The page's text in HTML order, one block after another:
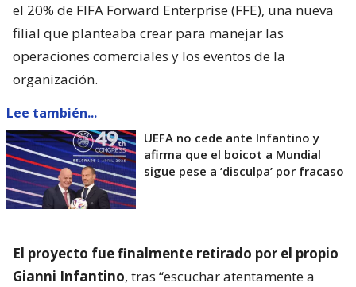
el 20% de FIFA Forward Enterprise (FFE), una nueva
filial que planteaba crear para manejar las
operaciones comerciales y los eventos de la
organización.
Lee también...
UEFA no cede ante Infantino y
afirma que el boicot a Mundial
sigue pese a ’disculpa’ por fracaso
El proyecto fue finalmente retirado por el propio
Gianni Infantino, tras “escuchar atentamente a